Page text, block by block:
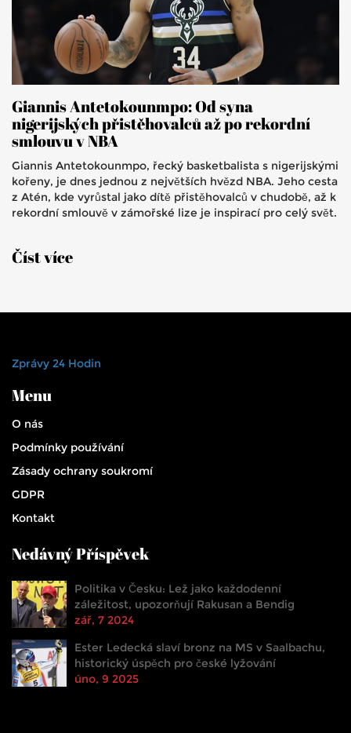
Giannis Antetokounmpo: Od syna
nigerijských přistěhovalců až po rekordní
smlouvu v NBA
Giannis Antetokounmpo, řecký basketbalista s nigerijskými
kořeny, je dnes jednou z největších hvězd NBA. Jeho cesta
z Atén, kde vyrůstal jako dítě přistěhovalců v chudobě, až k
rekordní smlouvě v zámořské lize je inspirací pro celý svět.
Číst více
Zprávy 24 Hodin
Menu
O nás
Podmínky používání
Zásady ochrany soukromí
GDPR
Kontakt
Nedávný Příspěvek
Politika v Česku: Lež jako každodenní
záležitost, upozorňují Rakusan a Bendig
zář, 7 2024
Ester Ledecká slaví bronz na MS v Saalbachu,
historický úspěch pro české lyžování
úno, 9 2025